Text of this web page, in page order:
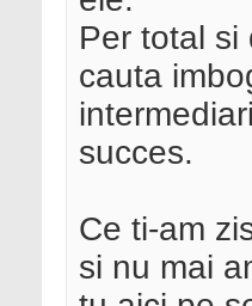
Per total si
cauta
succes.
Ce ti-am
si nu mai